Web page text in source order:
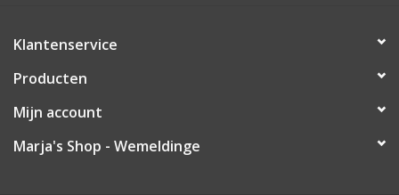
Klantenservice
Producten
Mijn account
Marja's Shop - Wemeldinge